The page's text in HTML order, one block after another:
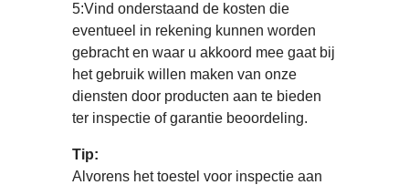
5:Vind onderstaand de kosten die
eventueel in rekening kunnen worden
gebracht en waar u akkoord mee gaat bij
het gebruik willen maken van onze
diensten door producten aan te bieden
ter inspectie of garantie beoordeling.
Tip:
Alvorens het toestel voor inspectie aan